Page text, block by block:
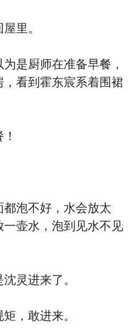
里。
是厨师在准备早餐，
看到霍东宸系着围裙
泡不好，水会放太
壶水，泡到见水不见
灵进来了。
，敢进来。